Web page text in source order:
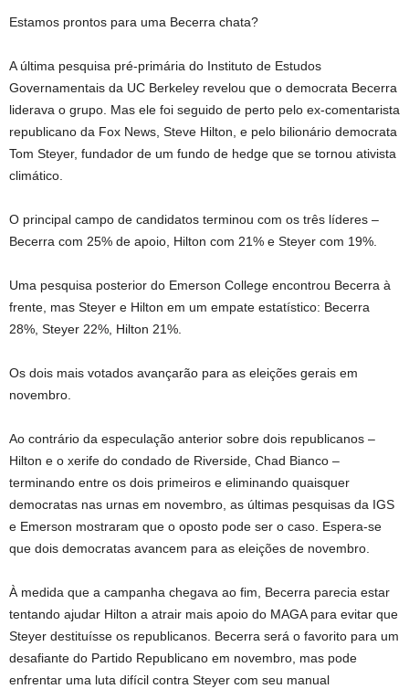
Estamos prontos para uma Becerra chata?
A última pesquisa pré-primária do Instituto de Estudos
Governamentais da UC Berkeley revelou que o democrata Becerra
liderava o grupo. Mas ele foi seguido de perto pelo ex-comentarista
republicano da Fox News, Steve Hilton, e pelo bilionário democrata
Tom Steyer, fundador de um fundo de hedge que se tornou ativista
climático.
O principal campo de candidatos terminou com os três líderes –
Becerra com 25% de apoio, Hilton com 21% e Steyer com 19%.
Uma pesquisa posterior do Emerson College encontrou Becerra à
frente, mas Steyer e Hilton em um empate estatístico: Becerra
28%, Steyer 22%, Hilton 21%.
Os dois mais votados avançarão para as eleições gerais em
novembro.
Ao contrário da especulação anterior sobre dois republicanos –
Hilton e o xerife do condado de Riverside, Chad Bianco –
terminando entre os dois primeiros e eliminando quaisquer
democratas nas urnas em novembro, as últimas pesquisas da IGS
e Emerson mostraram que o oposto pode ser o caso. Espera-se
que dois democratas avancem para as eleições de novembro.
À medida que a campanha chegava ao fim, Becerra parecia estar
tentando ajudar Hilton a atrair mais apoio do MAGA para evitar que
Steyer destituísse os republicanos. Becerra será o favorito para um
desafiante do Partido Republicano em novembro, mas pode
enfrentar uma luta difícil contra Steyer com seu manual